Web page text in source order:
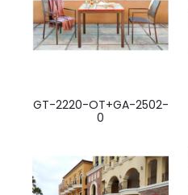
GT-2220-OT+GA-2502-
0